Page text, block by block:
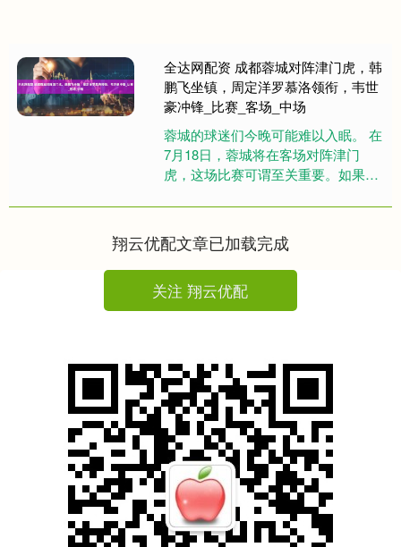
全达网配资 成都蓉城对阵津门虎，韩
鹏飞坐镇，周定洋罗慕洛领衔，韦世
豪冲锋_比赛_客场_中场
蓉城的球迷们今晚可能难以入眠。 在
7月18日，蓉城将在客场对阵津门
虎，这场比赛可谓至关重要。如果不
严峻。主帅徐正源在阵容上选择了....
翔云优配文章已加载完成
关注 翔云优配